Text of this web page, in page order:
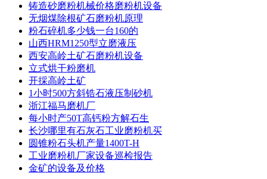
铸造砂磨粉机械价格磨粉机设备
无烟煤除根矿石磨粉机原理
粉石碎机多少钱一台160的
山西HRM1250型立磨液压
西安高岭土矿石磨粉机设备
立式烘干粉磨机
开採高岭土矿
1小时500方斜锆石液压制砂机
浙江福马磨机厂
每小时产50T高钙粉方解石生
长沙哪里有石灰石工业磨粉机买
圆锥粉石头机产量1400T-H
工业磨粉机厂家设备巡检报告
金矿的设备及价格